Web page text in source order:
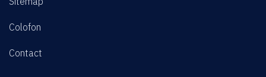
Colofon
Contact